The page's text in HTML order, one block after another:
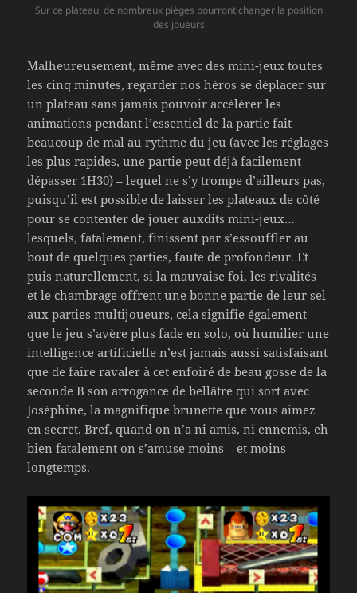
Sur ce plateau, de nombreux pièges pourront changer la position
des joueurs
Malheureusement, même avec des mini-jeux toutes
les cinq minutes, regarder nos héros se déplacer sur
un plateau sans jamais pouvoir accélérer les
animations pendant l’essentiel de la partie fait
beaucoup de mal au rythme du jeu (avec les réglages
les plus rapides, une partie peut déjà facilement
dépasser 1H30) – lequel ne s’y trompe d’ailleurs pas,
puisqu’il est possible de laisser les plateaux de côté
pour se contenter de jouer auxdits mini-jeux…
lesquels, fatalement, finissent par s’essouffler au
bout de quelques parties, faute de profondeur. Et
puis naturellement, si la mauvaise foi, les rivalités
et le chambrage offrent une bonne partie de leur sel
aux parties multijoueurs, cela signifie également
que le jeu s’avère plus fade en solo, où humilier une
intelligence artificielle n’est jamais aussi satisfaisant
que de faire ravaler à cet enfoiré de beau gosse de la
seconde B son arrogance de bellâtre qui sort avec
Joséphine, la magnifique brunette que vous aimez
en secret. Bref, quand on n’a ni amis, ni ennemis, eh
bien fatalement on s’amuse moins – et moins
longtemps.